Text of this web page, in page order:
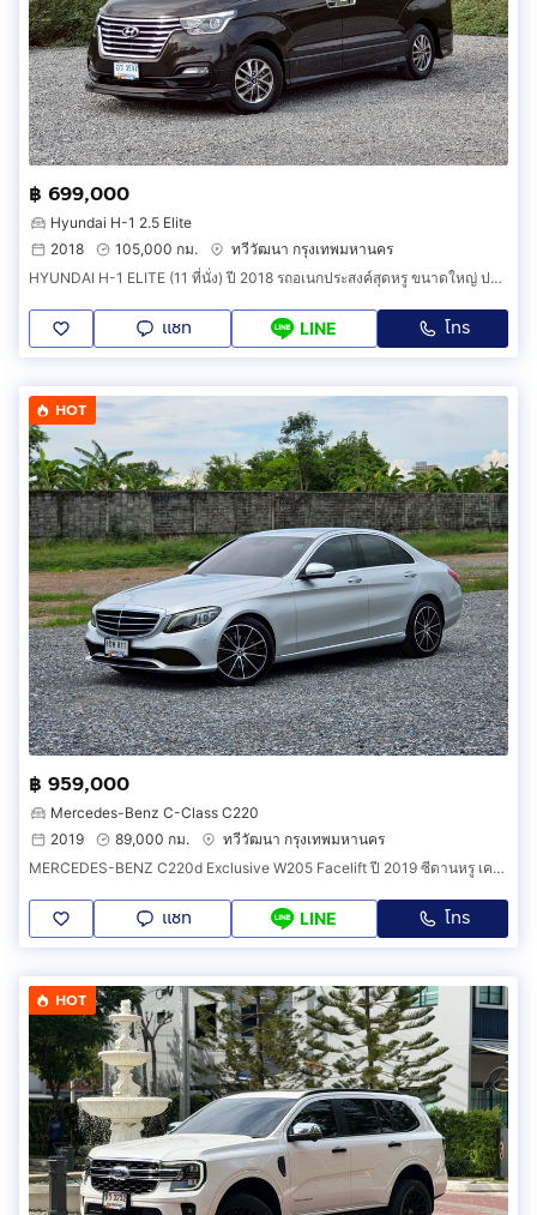
฿ 699,000
Hyundai H-1 2.5 Elite
2018
105,000 กม.
ทวีวัฒนา กรุงเทพมหานคร
HYUNDAI H-1 ELITE (11 ที่นั่ง) ปี 2018 รถอเนกประสงค์สุดหรู ขนาดใหญ่ ปลอดภัย ไปได้ทั้งครอบครัว
แชท LINE โทร
HOT
฿ 959,000
Mercedes-Benz C-Class C220
2019
89,000 กม.
ทวีวัฒนา กรุงเทพมหานคร
MERCEDES-BENZ C220d Exclusive W205 Facelift ปี 2019 ซีดานหรู เครื่องดีเซลสุดประหยัด ออฟชั่นจัดเต็ม
แชท LINE โทร
HOT